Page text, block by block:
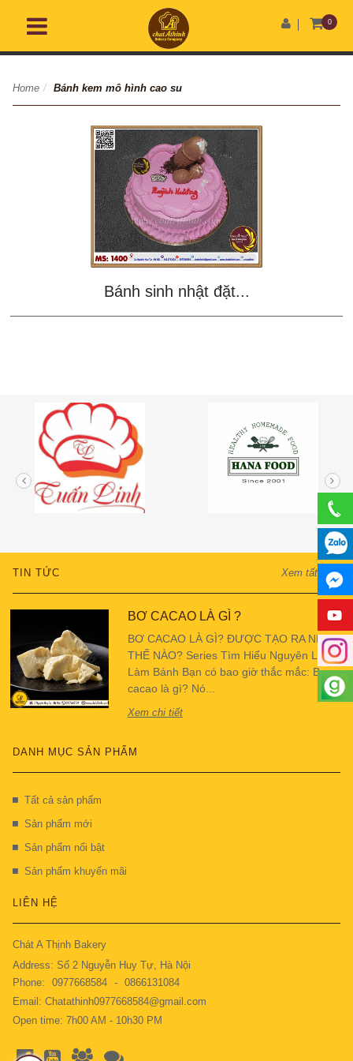
0
Home / Bánh kem mô hình cao su
Bánh sinh nhật đặt...
TIN TỨC Xem tất cả
BƠ CACAO LÀ GÌ ?
BƠ CACAO LÀ GÌ? ĐƯỢC TẠO RA NHƯ
THẾ NÀO? Series Tìm Hiểu Nguyên Liệu
Làm Bánh Bạn có bao giờ thắc mắc: Bơ
cacao là gì? Nó...
Xem chi tiết
DANH MỤC SẢN PHẨM
Tất cả sản phẩm
Sản phẩm mới
Sản phẩm nổi bật
Sản phẩm khuyến mãi
LIÊN HỆ
Chát A Thịnh Bakery
Address: Số 2 Nguyễn Huy Tự, Hà Nội
Phone:
0977668584 -
0866131084
Email: Chatathinh0977668584@gmail.com
Open time: 7h00 AM - 10h30 PM